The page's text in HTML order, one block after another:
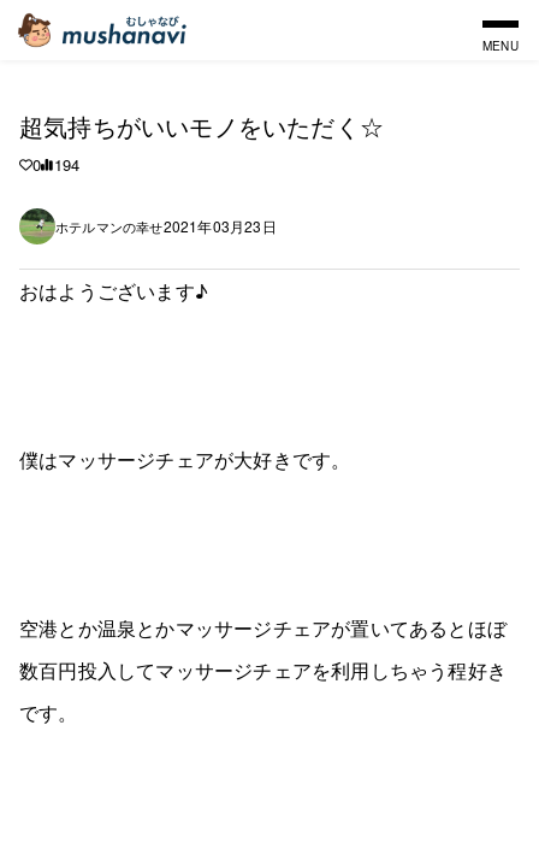
MENU
超気持ちがいいモノをいただく☆
0 194
ホテルマンの幸せ2021年03月23日
おはようございます♪
僕はマッサージチェアが大好きです。
空港とか温泉とかマッサージチェアが置いてあるとほぼ
数百円投入してマッサージチェアを利用しちゃう程好き
です。